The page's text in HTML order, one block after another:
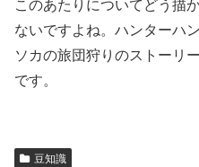
このあたりについてどう描
ないですよね。ハンターハ
ソカの旅団狩りのストーリ
です。
豆知識